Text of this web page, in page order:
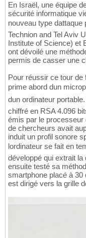
En Israël, une équipe
sécurité informatique
nouveau type
Technion and Tel Aviv
Institute of Science) et
ont dévoilé une
permis de casser une
Pour réussir ce tour
prime abord dun
dun ordinateur
chiffré en RSA 4.096
émis par le processeur
de chercheurs avait
induit un profil sonore
lordinateur se fait en
développé qui extrait
ensuite testé sa
smartphone placé à 30
est dirigé vers la grille